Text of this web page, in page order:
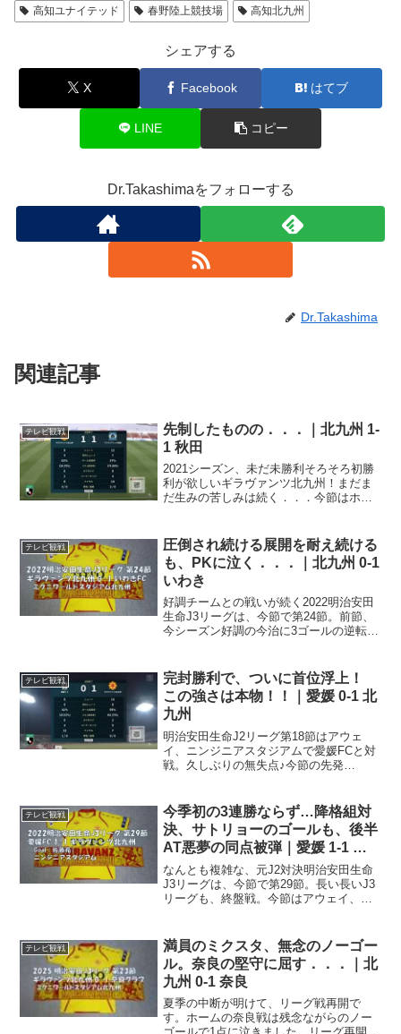
高知ユナイテッド 春野陸上競技場 高知北九州
シェアする
X Facebook はてブ
LINE コピー
Dr.Takashimaをフォローする
Dr.Takashima
関連記事
テレビ観戦
先制したものの．．．｜北九州 1-
1 秋田
2021シーズン、未だ未勝利そろそろ初勝
利が欲しいギラヴァンツ北九州！まだま
だ生みの苦しみは続く．．．今節はホー
がり、J2に昇格した秋田、今季も2勝1分
と調子は上向き...
テレビ観戦
圧倒され続ける展開を耐え続ける
も、PKに泣く．．．｜北九州 0-1
いわき
好調チームとの戦いが続く2022明治安田
生命J3リーグは、今節で第24節。前節、
今シーズン好調の今治に3ゴールの逆転勝
FCを迎え撃つ一戦。前節から、今治・い
わき・鹿児島...
テレビ観戦
完封勝利で、ついに首位浮上！
この強さは本物！！｜愛媛 0-1 北
九州
明治安田生命J2リーグ第18節はアウェ
イ、ニンジニアスタジアムで愛媛FCと対
戦。久しぶりの無失点♪今節の先発
DF 32 永田拓也MF 10 髙橋...
テレビ観戦
今季初の3連勝ならず…降格組対
決、サトリョーのゴールも、後半
AT悪夢の同点被弾｜愛媛 1-1 北
九州
なんとも複雑な、元J2対決明治安田生命
J3リーグは、今節で第29節。長い長いJ3
リーグも、終盤戦。今節はアウェイ、ニ
と同じく昨年、J3で戦っていた同士チー
ム。なんとも...
テレビ観戦
満員のミクスタ、無念のノーゴー
ル。奈良の堅守に屈す．．．｜北
九州 0-1 奈良
夏季の中断が明けて、リーグ戦再開で
す。ホームの奈良戦は残念ながらのノー